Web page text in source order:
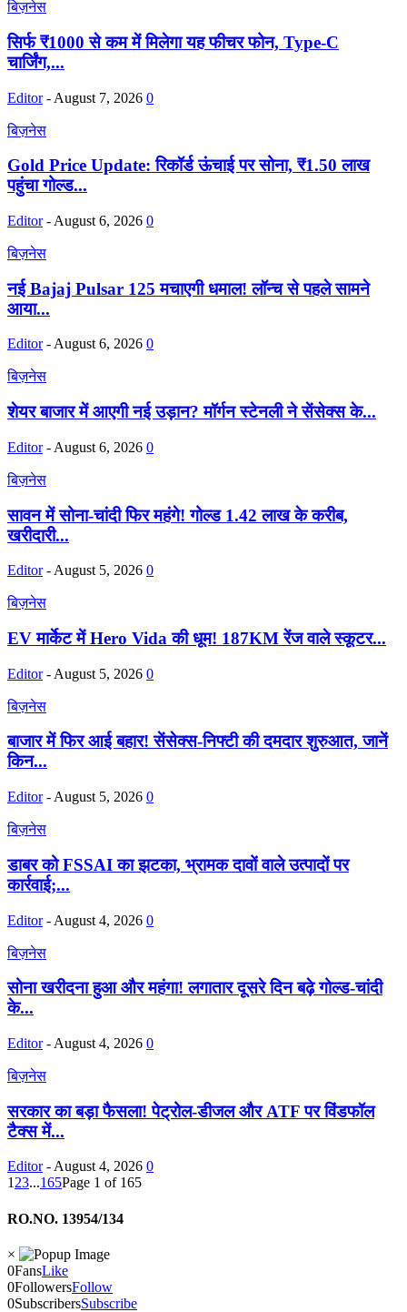
बिज़नेस
सिर्फ ₹1000 से कम में मिलेगा यह फीचर फोन, Type-C
चार्जिंग,...
Editor - August 7, 2026 0
बिज़नेस
Gold Price Update: रिकॉर्ड ऊंचाई पर सोना, ₹1.50 लाख
पहुंचा गोल्ड...
Editor - August 6, 2026 0
बिज़नेस
नई Bajaj Pulsar 125 मचाएगी धमाल! लॉन्च से पहले सामने
आया...
Editor - August 6, 2026 0
बिज़नेस
शेयर बाजार में आएगी नई उड़ान? मॉर्गन स्टेनली ने सेंसेक्स के...
Editor - August 6, 2026 0
बिज़नेस
सावन में सोना-चांदी फिर महंगे! गोल्ड 1.42 लाख के करीब,
खरीदारी...
Editor - August 5, 2026 0
बिज़नेस
EV मार्केट में Hero Vida की धूम! 187KM रेंज वाले स्कूटर...
Editor - August 5, 2026 0
बिज़नेस
बाजार में फिर आई बहार! सेंसेक्स-निफ्टी की दमदार शुरुआत, जानें
किन...
Editor - August 5, 2026 0
बिज़नेस
डाबर को FSSAI का झटका, भ्रामक दावों वाले उत्पादों पर
कार्रवाई;...
Editor - August 4, 2026 0
बिज़नेस
सोना खरीदना हुआ और महंगा! लगातार दूसरे दिन बढ़े गोल्ड-चांदी
के...
Editor - August 4, 2026 0
बिज़नेस
सरकार का बड़ा फैसला! पेट्रोल-डीजल और ATF पर विंडफॉल
टैक्स में...
Editor -August 4, 2026 0
123...165Page 1 of 165
RO.NO. 13954/134
×
0FansLike
0FollowersFollow
0SubscribersSubscribe